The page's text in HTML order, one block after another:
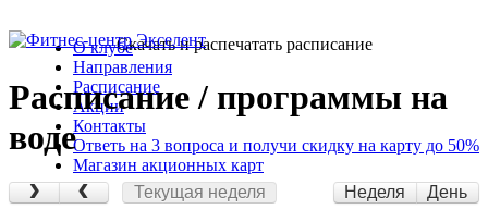
О клубе
Направления
Расписание
Акции
Контакты
Ответь на 3 вопроса и получи скидку на карту до 50%
Магазин акционных карт
Скачать и распечатать расписание
Расписание / программы на
воде
Текущая неделя Неделя День